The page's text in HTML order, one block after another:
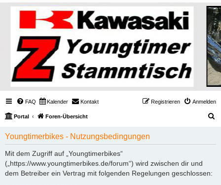
FAQ Kalender Kontakt Anmelden
Registrieren
Portal Foren-Übersicht
Youngtimerbikes - Nutzungsbedingungen
Mit dem Zugriff auf „Youngtimerbikes“
(„https://www.youngtimerbikes.de/forum“) wird zwischen dir und
dem Betreiber ein Vertrag mit folgenden Regelungen geschlossen: